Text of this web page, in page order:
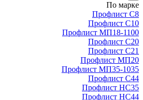
По марке
Профлист С8
Профлист С10
Профлист МП18-1100
Профлист С20
Профлист С21
Профлист МП20
Профлист МП35-1035
Профлист С44
Профлист НС35
Профлист НС44